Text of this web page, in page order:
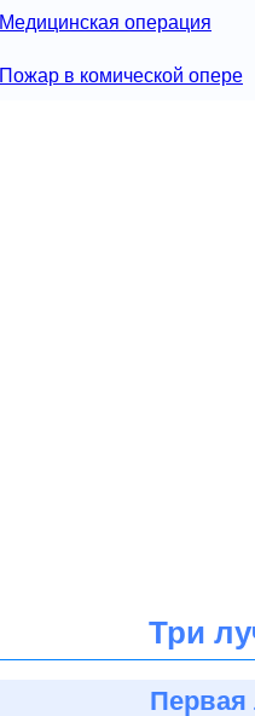
Медицинская операция
Пожар в комической опере
Три
Первая